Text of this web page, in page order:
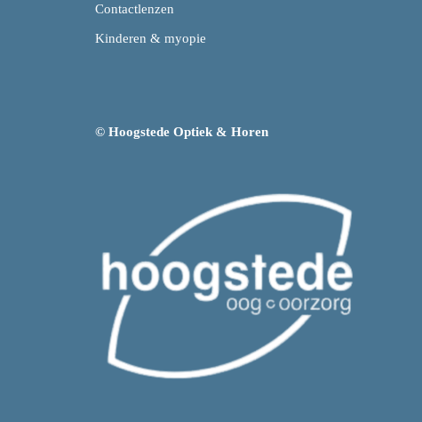
Contactlenzen
Kinderen & myopie
© Hoogstede Optiek & Horen